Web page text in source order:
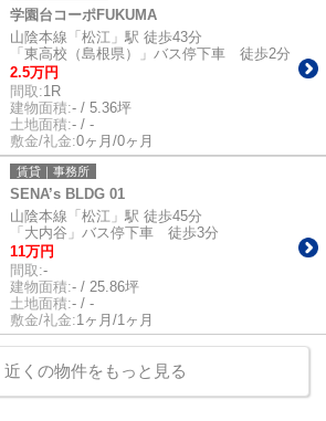
学園台コーポFUKUMA
山陰本線「松江」駅 徒歩43分
「東高校（島根県）」バス停下車 徒歩2分
2.5万円
間取:1R
建物面積:- / 5.36坪
土地面積:- / -
敷金/礼金:0ヶ月/0ヶ月
賃貸｜事務所
SENA’s BLDG 01
山陰本線「松江」駅 徒歩45分
「大内谷」バス停下車 徒歩3分
11万円
間取:-
建物面積:- / 25.86坪
土地面積:- / -
敷金/礼金:1ヶ月/1ヶ月
近くの物件をもっと見る